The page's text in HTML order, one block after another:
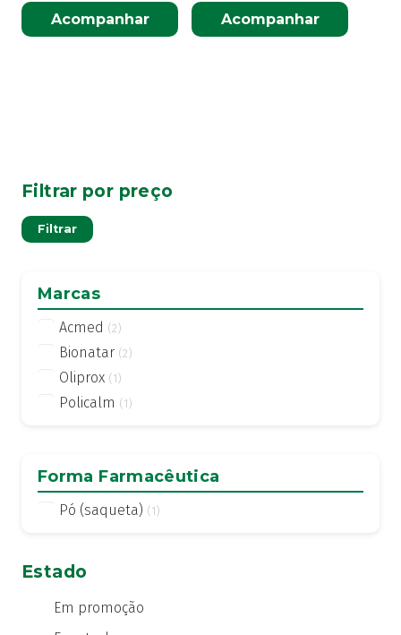
Acompanhar Acompanhar
Filtrar por preço
Filtrar
Marcas
Acmed (2)
Bionatar (2)
Oliprox (1)
Policalm (1)
Forma Farmacêutica
Pó (saqueta) (1)
Estado
Em promoção